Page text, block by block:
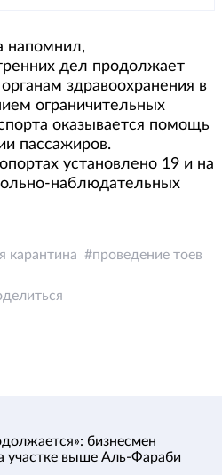
напомнил,
дел продолжает
здравоохранения в
ограничительных
оказывается помощь
пассажиров.
установлено 19 и на
наблюдательных
карантина проведение тоев
бизнесмен
участке выше Аль-Фараби